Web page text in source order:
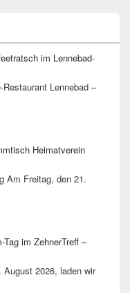
im Lennebad-
Lennebad –
Heimatverein
Am Freitag, den 21.
im ZehnerTreff –
2026, laden wir